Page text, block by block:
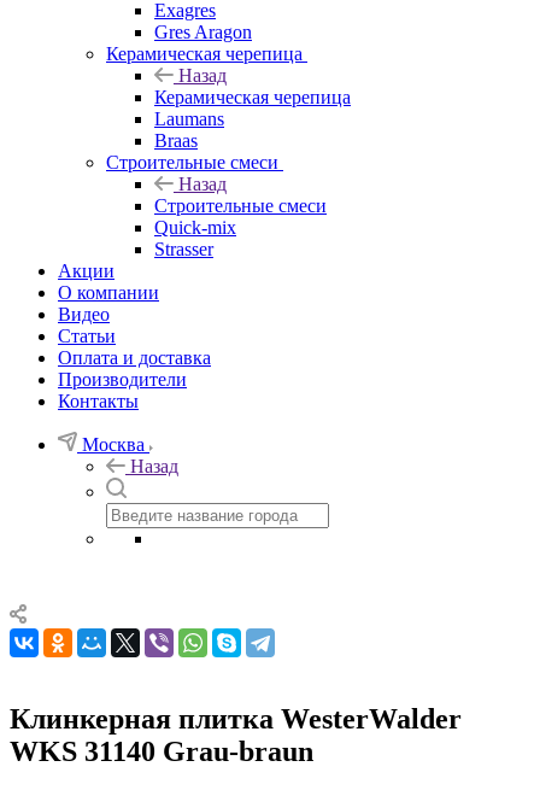
Exagres
Gres Aragon
Керамическая черепица
Назад
Керамическая черепица
Laumans
Braas
Строительные смеси
Назад
Строительные смеси
Quick-mix
Strasser
Акции
О компании
Видео
Статьи
Оплата и доставка
Производители
Контакты
Москва
Назад
Клинкерная плитка WesterWalder
WKS 31140 Grau-braun